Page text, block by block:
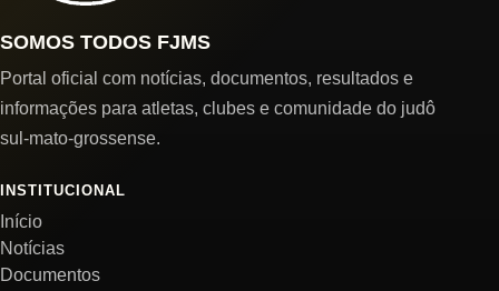
SOMOS TODOS FJMS
Portal oficial com notícias, documentos, resultados e
informações para atletas, clubes e comunidade do judô
sul-mato-grossense.
INSTITUCIONAL
Início
Notícias
Documentos